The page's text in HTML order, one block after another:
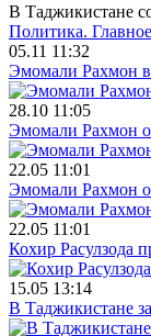
В Таджикистане
Политика. Главное
05.11 11:32
Эмомали Рахмон
28.10 11:05
Эмомали Рахмон
22.05 11:01
Эмомали Рахмон
22.05 11:01
Кохир Расулзода
15.05 13:14
В Таджикистане